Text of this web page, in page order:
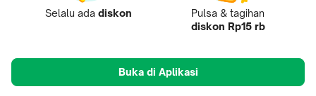
Selalu ada diskon
Pulsa & tagihan
diskon Rp15 rb
Buka di Aplikasi